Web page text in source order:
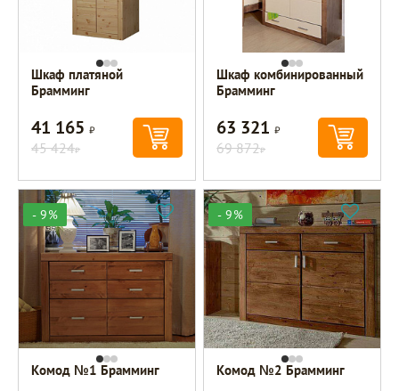
Шкаф платяной
Брамминг
41 165Р
45 424Р
Шкаф комбинированный
Брамминг
63 321Р
69 872Р
- 9%
Комод №1 Брамминг
- 9%
Комод №2 Брамминг